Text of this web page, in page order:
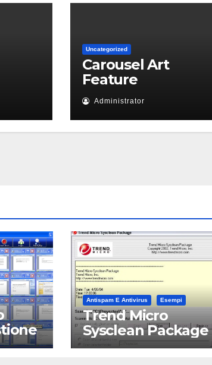
Uncategorized
Carousel Art
Feature
Administrator
Antispam E Antivirus Esempi
Trend Micro
Sysclean Package